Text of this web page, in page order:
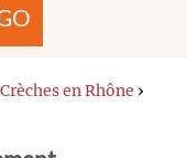
Crèches en Rhône ›